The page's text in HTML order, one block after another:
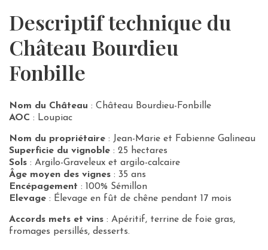
Descriptif technique du
Château Bourdieu
Fonbille
Nom du Château : Château Bourdieu-Fonbille
AOC : Loupiac
Nom du propriétaire : Jean-Marie et Fabienne Galineau
Superficie du vignoble : 25 hectares
Sols : Argilo-Graveleux et argilo-calcaire
Âge moyen des vignes : 35 ans
Encépagement : 100% Sémillon
Elevage : Élevage en fût de chêne pendant 17 mois
Accords mets et vins : Apéritif, terrine de foie gras,
fromages persillés, desserts.